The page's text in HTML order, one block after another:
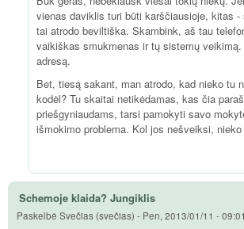
vienas daviklis turi būti karščiausioje, kitas -
tai atrodo beviltiška. Skambink, aš tau
vaikiškas smukmenas ir tų sistemų
adresą.
Bet, tiesą sakant, man atrodo, kad nieko tu
kodėl? Tu skaitai netikėdamas, kas čia
priešgyniaudams, tarsi pamokyti savo
išmokimo problema. Kol jos nešveiksi, nieko
Schemoje klaida? Jungiklis
Paskelbė Svečias (svečias) - Pen, 2013/01/11 - 09:01